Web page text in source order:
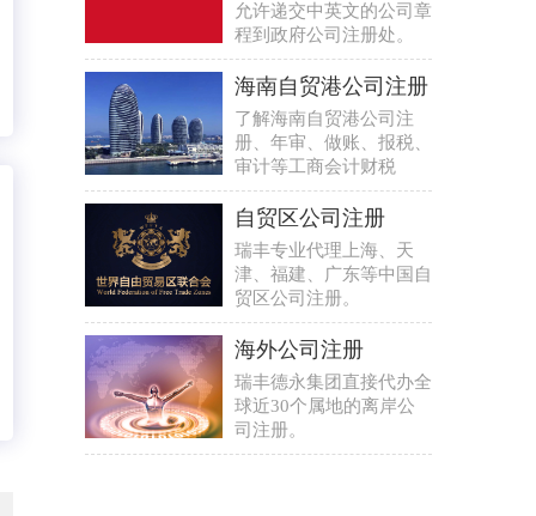
允许递交中英文的公司章
程到政府公司注册处。
海南自贸港公司注册
了解海南自贸港公司注
册、年审、做账、报税、
审计等工商会计财税
自贸区公司注册
瑞丰专业代理上海、天
津、福建、广东等中国自
贸区公司注册。
海外公司注册
瑞丰德永集团直接代办全
球近30个属地的离岸公
司注册。